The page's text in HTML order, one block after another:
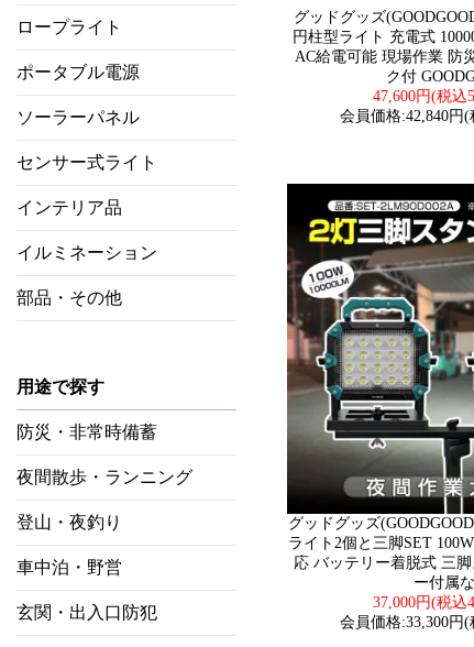
ロープライト
ポータブル電源
ソーラーパネル
センサー式ライト
インテリア品
イルミネーション
部品・その他
用途で探す
防災・非常時備蓄
夜間散歩・ランニング
登山・夜釣り
車中泊・野営
玄関・出入口防犯
グッドグッズ
円柱型ライト 充電式
AC給電可能 現場作業 防
ク付
47,600円(税込
会員価格:42,840円(
グッドグッズ
ライト2個と三脚SET
応 バッテリー着脱式 三
ー付属
37,000円(税込
会員価格:33,300円(